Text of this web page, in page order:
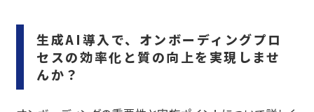
生成AI導入で、オンボーディングプロ
セスの効率化と質の向上を実現しませ
んか？